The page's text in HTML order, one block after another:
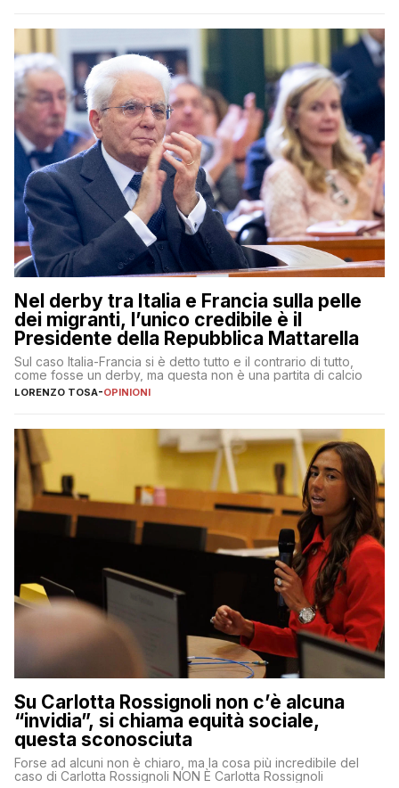
Nel derby tra Italia e Francia sulla pelle
dei migranti, l’unico credibile è il
Presidente della Repubblica Mattarella
Sul caso Italia-Francia si è detto tutto e il contrario di tutto,
come fosse un derby, ma questa non è una partita di calcio
LORENZO TOSA-OPINIONI
Su Carlotta Rossignoli non c’è alcuna
“invidia”, si chiama equità sociale,
questa sconosciuta
Forse ad alcuni non è chiaro, ma la cosa più incredibile del
caso di Carlotta Rossignoli NON È Carlotta Rossignoli